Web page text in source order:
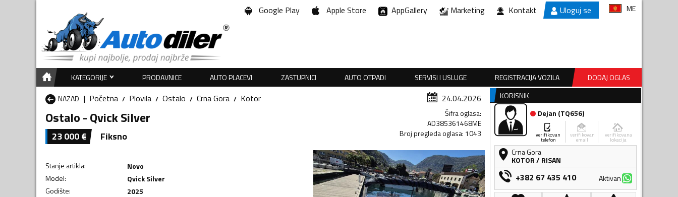
Google Play Apple Store AppGallery Marketing Kontakt Uloguj se ME
KATEGORIJE PRODAVNICE AUTO PLACEVI ZASTUPNICI AUTO OTPADI SERVISI I USLUGE REGISTRACIJA VOZILA
DODAJ OGLAS
NAZAD
Početna Plovila Ostalo Crna Gora Kotor 24.04.2026
Ostalo - Qvick Silver
23 000€ Fiksno
Šifra oglasa:
AD385361468ME
Broj pregleda oglasa: 1043
Stanje artikla:
Novo
Model:
Qvick Silver
Godište:
2025
KORISNIK
Dejan (TQ656)
verifikovan
telefon
verifikovan
email
verifikovana
lokacija
Crna Gora
KOTOR/ RISAN
+382 67 435 410 Aktivan